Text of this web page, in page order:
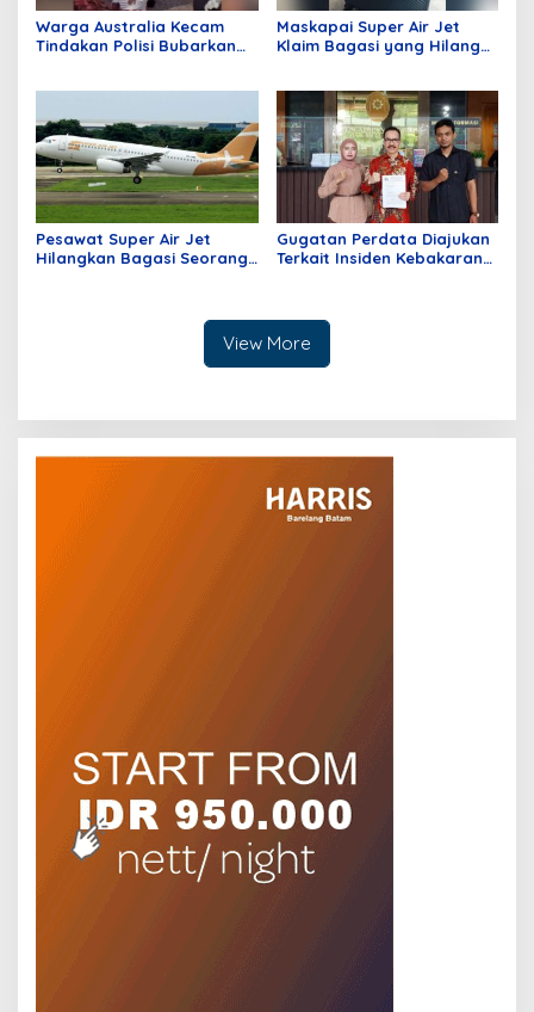
Warga Australia Kecam
Tindakan Polisi Bubarkan
Maskapai Super Air Jet
Klaim Bagasi yang Hilang
Pesawat Super Air Jet
Hilangkan Bagasi Seorang
Gugatan Perdata Diajukan
Terkait Insiden Kebakaran
View More